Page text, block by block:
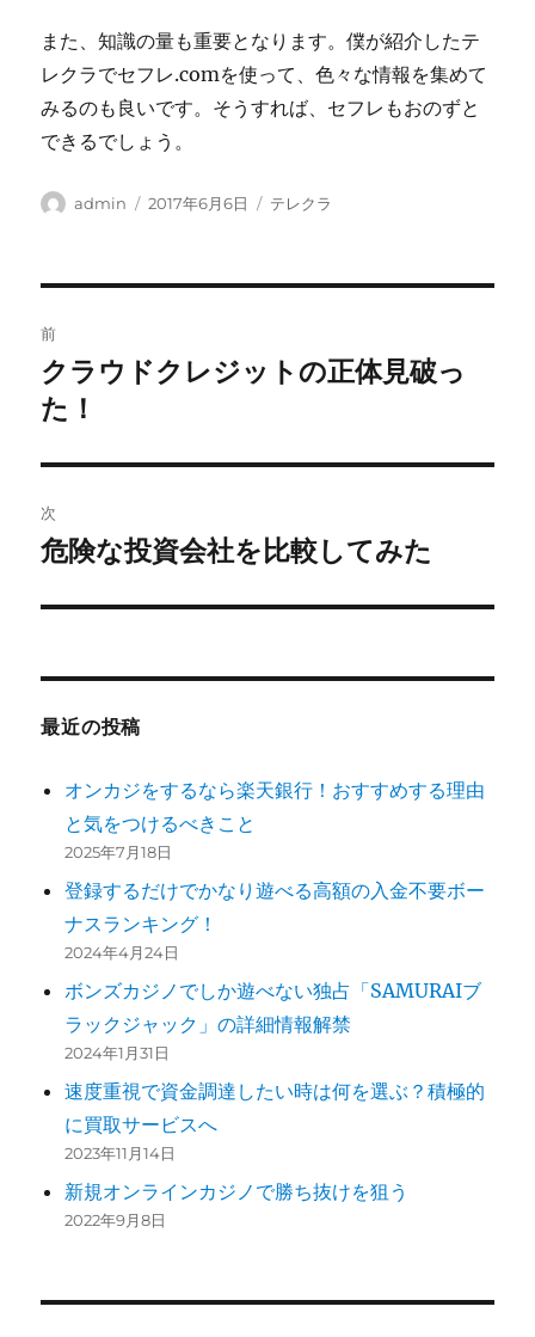
また、知識の量も重要となります。僕が紹介したテ
レクラでセフレ.comを使って、色々な情報を集めて
みるのも良いです。そうすれば、セフレもおのずと
できるでしょう。
投
admin
投
2017年6月6日
カ
テレクラ
稿
ナ
ビ
ゲ
ー
シ
ン
前
前
の
稿:
クラウドクレジットの正体見破っ
た！
次
次
投
危険な投資会社を比較してみた
最近の投稿
オンカジをするなら楽天銀行！おすすめする理由
と気をつけるべきこと
2025年7月18日
登録するだけでかなり遊べる高額の入金不要ボー
ナスランキング！
2024年4月24日
ボンズカジノでしか遊べない独占「SAMURAIブ
ラックジャック」の詳細情報解禁
2024年1月31日
速度重視で資金調達したい時は何を選ぶ？積極的
に買取サービスへ
2023年11月14日
新規オンラインカジノで勝ち抜けを狙う
2022年9月8日